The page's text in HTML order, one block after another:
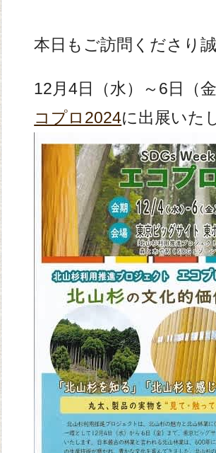
本日もご訪問くださり
12月4日（水）～6日（
コプロ2024に出展いた